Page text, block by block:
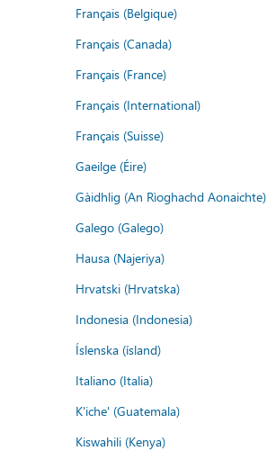
Français (Belgique)
Français (Canada)
Français (France)
Français (International)
Français (Suisse)
Gaeilge (Éire)
Gàidhlig (An Rìoghachd Aonaichte)
Galego (Galego)
Hausa (Najeriya)
Hrvatski (Hrvatska)
Indonesia (Indonesia)
Íslenska (ísland)
Italiano (Italia)
K'iche' (Guatemala)
Kiswahili (Kenya)